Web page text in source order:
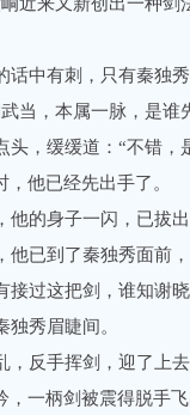
中有刺，只有秦独秀
，本属一脉，是谁
，缓缓道：“不错，
他已经先出手了。
的身子一闪，已拔出
到了秦独秀面前，
这把剑，谁知谢晓
秀眉睫间。
反手挥剑，迎了上去
一柄剑被震得脱手飞